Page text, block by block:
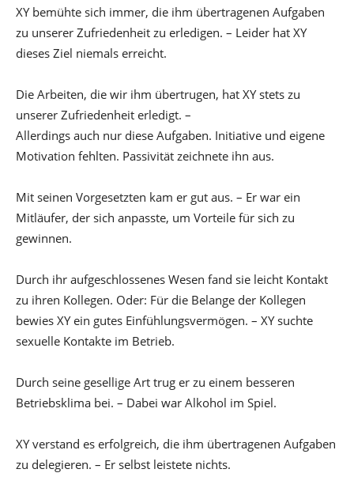
XY bemühte sich immer, die ihm übertragenen Aufgaben
zu unserer Zufriedenheit zu erledigen. – Leider hat XY
dieses Ziel niemals erreicht.
Die Arbeiten, die wir ihm übertrugen, hat XY stets zu
unserer Zufriedenheit erledigt. –
Allerdings auch nur diese Aufgaben. Initiative und eigene
Motivation fehlten. Passivität zeichnete ihn aus.
Mit seinen Vorgesetzten kam er gut aus. – Er war ein
Mitläufer, der sich anpasste, um Vorteile für sich zu
gewinnen.
Durch ihr aufgeschlossenes Wesen fand sie leicht Kontakt
zu ihren Kollegen. Oder: Für die Belange der Kollegen
bewies XY ein gutes Einfühlungsvermögen. – XY suchte
sexuelle Kontakte im Betrieb.
Durch seine gesellige Art trug er zu einem besseren
Betriebsklima bei. – Dabei war Alkohol im Spiel.
XY verstand es erfolgreich, die ihm übertragenen Aufgaben
zu delegieren. – Er selbst leistete nichts.